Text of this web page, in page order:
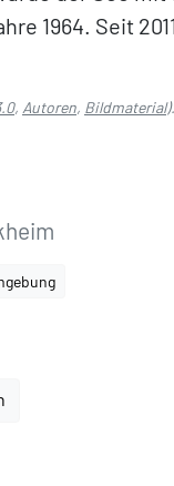
1964. Seit
, Autoren, Bildmaterial).